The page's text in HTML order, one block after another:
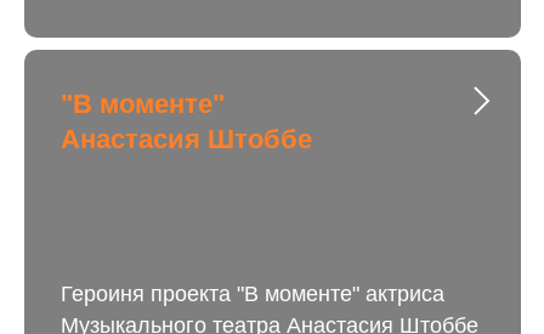
"В моменте"
Анастасия Штоббе
Героиня проекта "В моменте" актриса
Музыкального театра Анастасия Штоббе